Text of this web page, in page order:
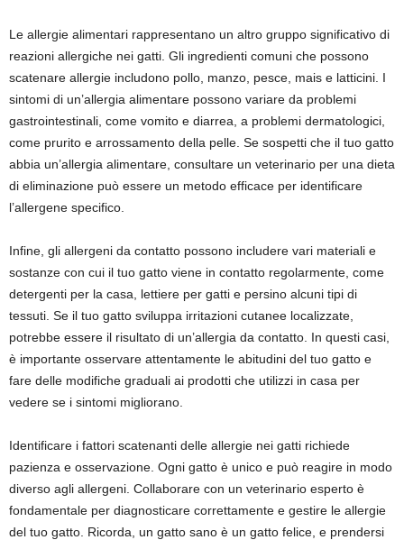
Le allergie alimentari rappresentano un altro gruppo significativo di
reazioni allergiche nei gatti. Gli ingredienti comuni che possono
scatenare allergie includono pollo, manzo, pesce, mais e latticini. I
sintomi di un’allergia alimentare possono variare da problemi
gastrointestinali, come vomito e diarrea, a problemi dermatologici,
come prurito e arrossamento della pelle. Se sospetti che il tuo gatto
abbia un’allergia alimentare, consultare un veterinario per una dieta
di eliminazione può essere un metodo efficace per identificare
l’allergene specifico.
Infine, gli allergeni da contatto possono includere vari materiali e
sostanze con cui il tuo gatto viene in contatto regolarmente, come
detergenti per la casa, lettiere per gatti e persino alcuni tipi di
tessuti. Se il tuo gatto sviluppa irritazioni cutanee localizzate,
potrebbe essere il risultato di un’allergia da contatto. In questi casi,
è importante osservare attentamente le abitudini del tuo gatto e
fare delle modifiche graduali ai prodotti che utilizzi in casa per
vedere se i sintomi migliorano.
Identificare i fattori scatenanti delle allergie nei gatti richiede
pazienza e osservazione. Ogni gatto è unico e può reagire in modo
diverso agli allergeni. Collaborare con un veterinario esperto è
fondamentale per diagnosticare correttamente e gestire le allergie
del tuo gatto. Ricorda, un gatto sano è un gatto felice, e prendersi